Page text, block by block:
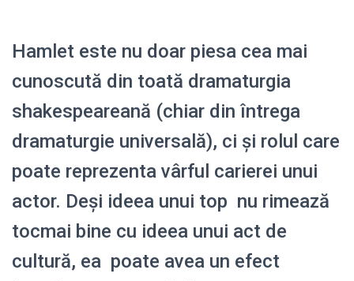
Hamlet este nu doar piesa cea mai
cunoscută din toată dramaturgia
shakespeareană (chiar din întrega
dramaturgie universală), ci și rolul care
poate reprezenta vârful carierei unui
actor. Deși ideea unui top nu rimează
tocmai bine cu ideea unui act de
cultură, ea poate avea un efect